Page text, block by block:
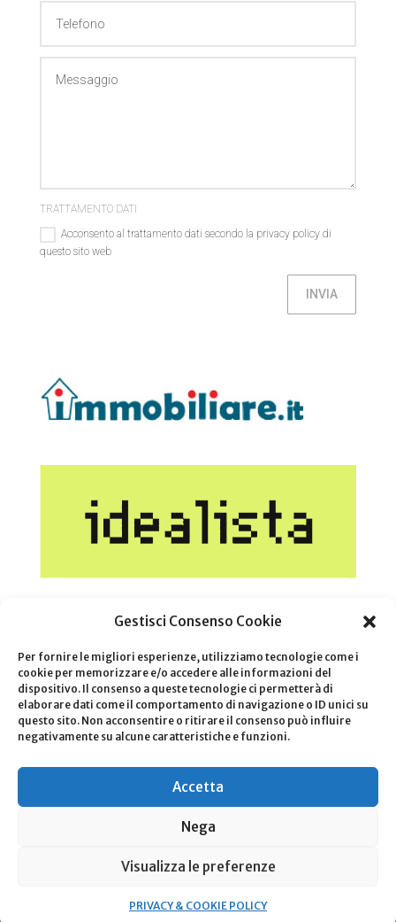
Gestisci Consenso Cookie
Per fornire le migliori esperienze, utilizziamo tecnologie come i
cookie per memorizzare e/o accedere alle informazioni del
dispositivo. Il consenso a queste tecnologie ci permetterà di
elaborare dati come il comportamento di navigazione o ID unici su
questo sito. Non acconsentire o ritirare il consenso può influire
negativamente su alcune caratteristiche e funzioni.
Accetta
Nega
Visualizza le preferenze
PRIVACY & COOKIE POLICY
TRATTAMENTO DATI
Acconsento al trattamento dati secondo la privacy policy di
questo sito web
INVIA
FWR Real Estate – P.Iva04436810164
offerti, i testi e le foto presente sul sito web, il trattamento dei dati e